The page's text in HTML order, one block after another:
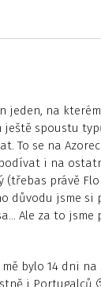
na
spoustu
To se na
i na
právě
důvodu jsme
Ale za to jsme
bylo 14 dni na
i Portugalců